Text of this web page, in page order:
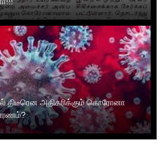
திடீரென அதிகரிக்கும் கொரோனா